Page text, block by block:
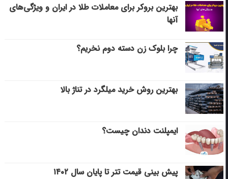
بهترین بروکر برای معاملات طلا در ایران و ویژگی‌های
آنها
چرا بلوک زن دسته دوم نخریم؟
بهترین روش خرید میلگرد در تناژ بالا
ایمپلنت دندان چیست؟
پیش بینی قیمت تتر تا پایان سال ۱۴۰۲